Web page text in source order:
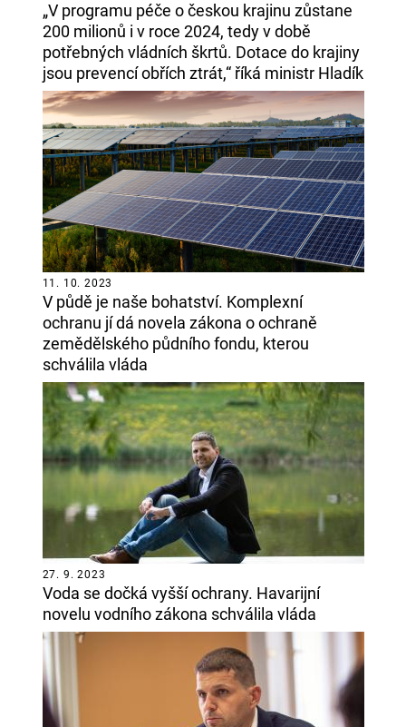
„V programu péče o českou krajinu zůstane
200 milionů i v roce 2024, tedy v době
potřebných vládních škrtů. Dotace do krajiny
jsou prevencí obřích ztrát,“ říká ministr Hladík
V půdě je naše bohatství. Komplexní
ochranu jí dá novela zákona o ochraně
zemědělského půdního fondu, kterou
schválila vláda
11. 10. 2023
Voda se dočká vyšší ochrany. Havarijní
novelu vodního zákona schválila vláda
27. 9. 2023